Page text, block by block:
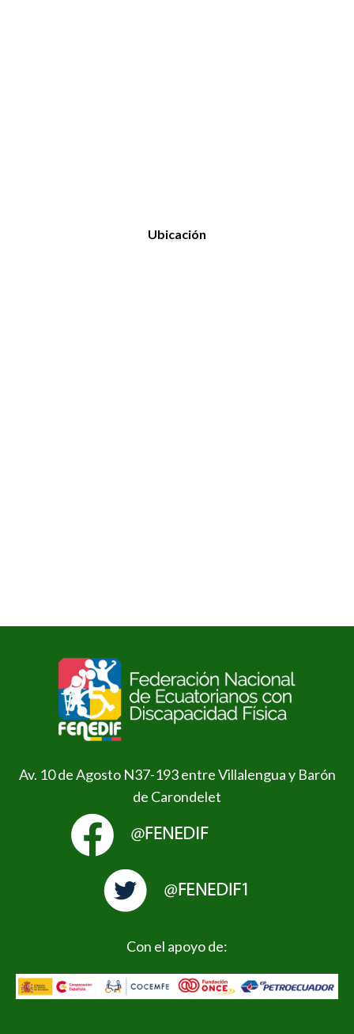
Ubicación
Av. 10 de Agosto N37-193 entre Villalengua y Barón
de Carondelet
Con el apoyo de: